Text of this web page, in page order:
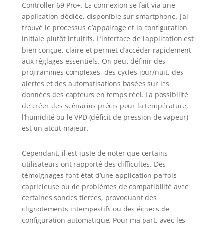
Controller 69 Pro+. La connexion se fait via une
application dédiée, disponible sur smartphone. J’ai
trouvé le processus d’appairage et la configuration
initiale plutôt intuitifs. L’interface de l’application est
bien conçue, claire et permet d’accéder rapidement
aux réglages essentiels. On peut définir des
programmes complexes, des cycles jour/nuit, des
alertes et des automatisations basées sur les
données des capteurs en temps réel. La possibilité
de créer des scénarios précis pour la température,
l’humidité ou le VPD (déficit de pression de vapeur)
est un atout majeur.
Cependant, il est juste de noter que certains
utilisateurs ont rapporté des difficultés. Des
témoignages font état d’une application parfois
capricieuse ou de problèmes de compatibilité avec
certaines sondes tierces, provoquant des
clignotements intempestifs ou des échecs de
configuration automatique. Pour ma part, avec les